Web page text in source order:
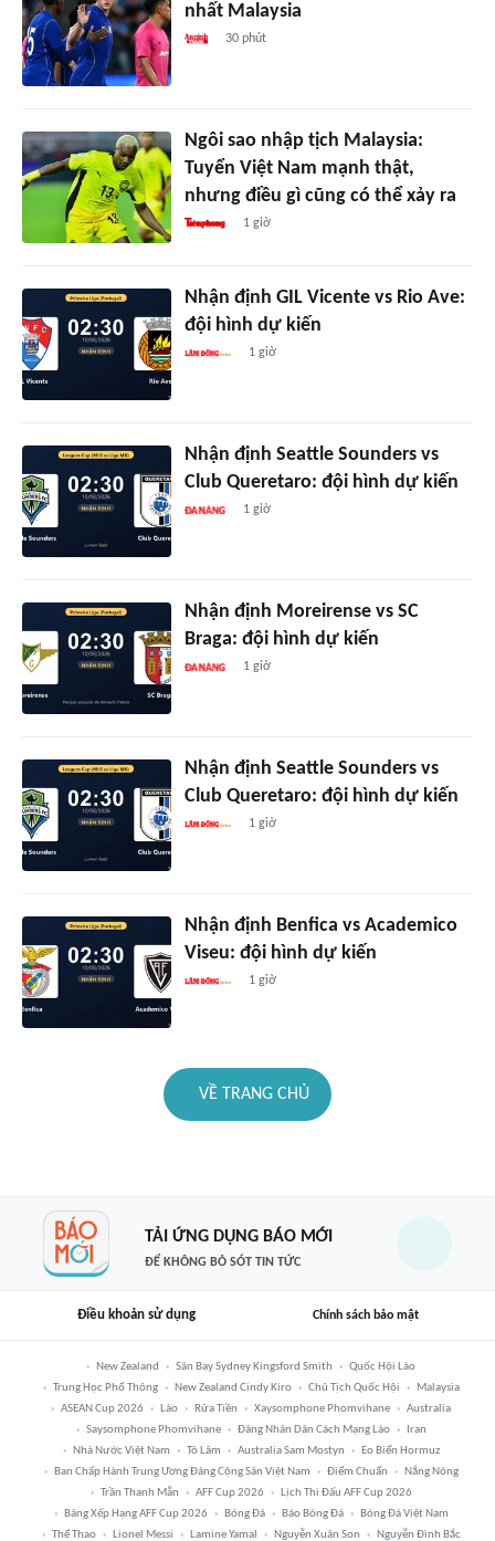
nhất Malaysia
30 phút
Ngôi sao nhập tịch Malaysia:
Tuyển Việt Nam mạnh thật,
nhưng điều gì cũng có thể xảy ra
1 giờ
Nhận định GIL Vicente vs Rio Ave:
đội hình dự kiến
1 giờ
Nhận định Seattle Sounders vs
Club Queretaro: đội hình dự kiến
1 giờ
Nhận định Moreirense vs SC
Braga: đội hình dự kiến
1 giờ
Nhận định Seattle Sounders vs
Club Queretaro: đội hình dự kiến
1 giờ
Nhận định Benfica vs Academico
Viseu: đội hình dự kiến
1 giờ
VỀ TRANG CHỦ
TẢI ỨNG DỤNG BÁO MỚI
ĐỂ KHÔNG BỎ SÓT TIN TỨC
Điều khoản sử dụng Chính sách bảo mật
New Zealand Sân Bay Sydney Kingsford Smith
Quốc Hội Lào
Trung Học Phổ Thông
New Zealand Cindy Kiro Chủ Tịch Quốc Hội
Malaysia
ASEAN Cup 2026
Lào Rửa Tiền Xaysomphone Phomvihane
Australia
Saysomphone Phomvihane
Đảng Nhân Dân Cách Mạng Lào
Iran
Nhà Nước Việt Nam
Tô Lâm Australia Sam Mostyn
Eo Biển Hormuz
Ban Chấp Hành Trung Ương Đảng Cộng Sản Việt Nam
Điểm Chuẩn
Nắng Nóng
Trần Thanh Mẫn
AFF Cup 2026
Lịch Thi Đấu AFF Cup 2026
Bảng Xếp Hạng AFF Cup 2026
Bóng Đá Báo Bóng Đá
Bóng Đá Việt Nam
Thể Thao
Lionel Messi Lamine Yamal Nguyễn Xuân Son Nguyễn Đình Bắc